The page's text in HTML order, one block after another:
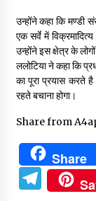
उन्होंने कहा कि मण्डी
एक सर्वे में
उन्होंने इस क्षेत्र के
ललोटिया ने कहा कि
का पूरा प्रयास करते
रहते बचाना होगा।
Share from
Share